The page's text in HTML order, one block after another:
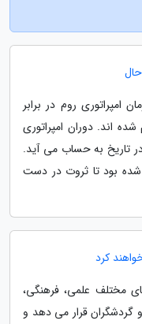
امپراتوری روم در برابر
اند. دوران امپراتوری
تاریخ به حساب می آید.
بود تا ثروت در دست
کرد
مختلف علمی، فرهنگی،
گردشگران قرار می دهد و